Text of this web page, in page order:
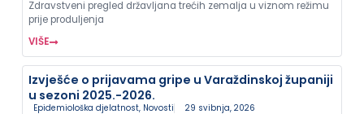
Zdravstveni pregled državljana trećih zemalja u viznom režimu
prije produljenja
VIŠE
Izvješće o prijavama gripe u Varaždinskoj županiji
u sezoni 2025.-2026.
Epidemiološka djelatnost, Novosti 29 svibnja, 2026